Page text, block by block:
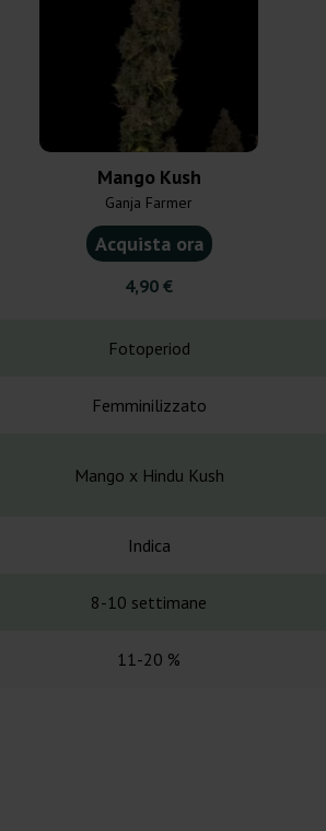
Mango Kush
Ganja Farmer
Acquista ora
4,90 €
Fotoperiod
Femminilizzato
Mango x Hindu Kush
Indica
8-10 settimane
11-20 %